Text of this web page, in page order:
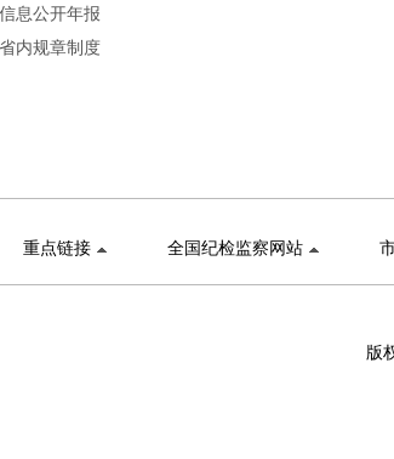
信息公开年报
省内规章制度
重点链接 全国纪检监察网站
版